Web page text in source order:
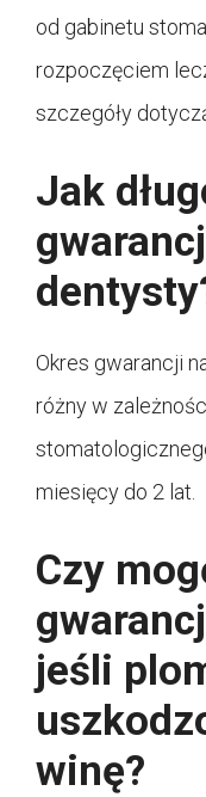
od gabinetu
rozpoczęciem
szczegóły
Jak
Okres gwarancji
różny w
miesięcy do 2 lat.
Czy
jeśli
winę?